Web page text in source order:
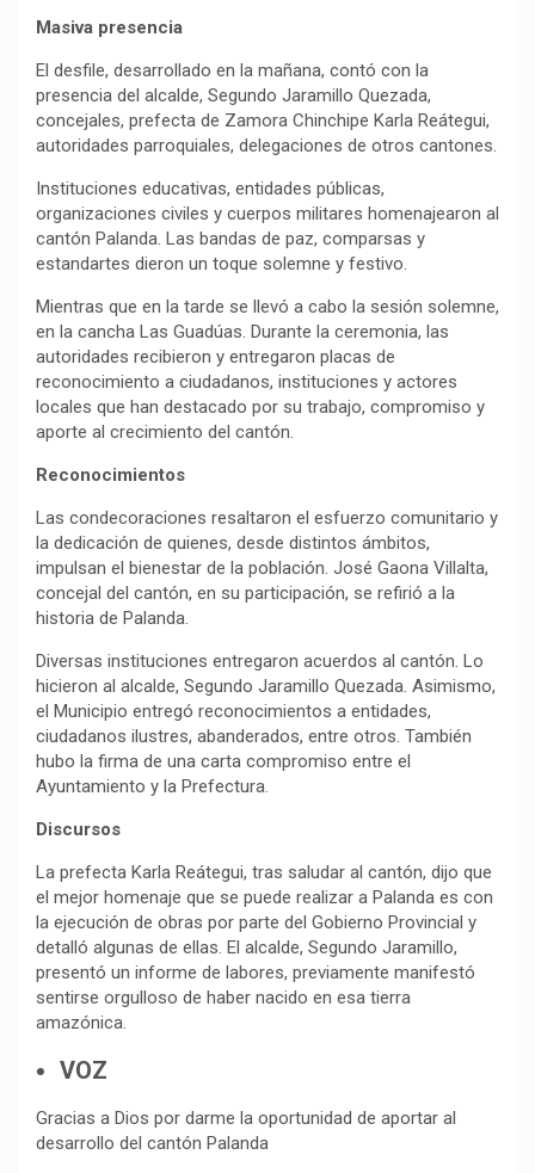
Masiva presencia
El desfile, desarrollado en la mañana, contó con la
presencia del alcalde, Segundo Jaramillo Quezada,
concejales, prefecta de Zamora Chinchipe Karla Reátegui,
autoridades parroquiales, delegaciones de otros cantones.
Instituciones educativas, entidades públicas,
organizaciones civiles y cuerpos militares homenajearon al
cantón Palanda. Las bandas de paz, comparsas y
estandartes dieron un toque solemne y festivo.
Mientras que en la tarde se llevó a cabo la sesión solemne,
en la cancha Las Guadúas. Durante la ceremonia, las
autoridades recibieron y entregaron placas de
reconocimiento a ciudadanos, instituciones y actores
locales que han destacado por su trabajo, compromiso y
aporte al crecimiento del cantón.
Reconocimientos
Las condecoraciones resaltaron el esfuerzo comunitario y
la dedicación de quienes, desde distintos ámbitos,
impulsan el bienestar de la población. José Gaona Villalta,
concejal del cantón, en su participación, se refirió a la
historia de Palanda.
Diversas instituciones entregaron acuerdos al cantón. Lo
hicieron al alcalde, Segundo Jaramillo Quezada. Asimismo,
el Municipio entregó reconocimientos a entidades,
ciudadanos ilustres, abanderados, entre otros. También
hubo la firma de una carta compromiso entre el
Ayuntamiento y la Prefectura.
Discursos
La prefecta Karla Reátegui, tras saludar al cantón, dijo que
el mejor homenaje que se puede realizar a Palanda es con
la ejecución de obras por parte del Gobierno Provincial y
detalló algunas de ellas. El alcalde, Segundo Jaramillo,
presentó un informe de labores, previamente manifestó
sentirse orgulloso de haber nacido en esa tierra
amazónica.
VOZ
Gracias a Dios por darme la oportunidad de aportar al
desarrollo del cantón Palanda